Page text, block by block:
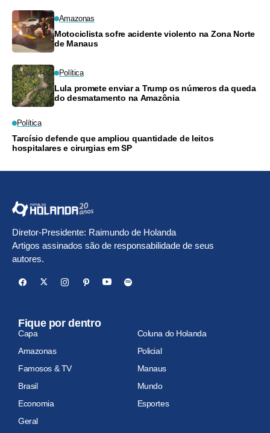
Amazonas
Motociclista sofre acidente violento na Zona Norte
de Manaus
Política
Lula promete enviar a Trump os números da queda
do desmatamento na Amazônia
Política
Tarcísio defende que ampliou quantidade de leitos
hospitalares e cirurgias em SP
Diretor-Presidente: Raimundo de Holanda
Artigos assinados são de responsabilidade de seus
autores.
Fique por dentro
Capa
Coluna do Holanda
Amazonas
Policial
Famosos & TV
Manaus
Brasil
Mundo
Economia
Esportes
Geral